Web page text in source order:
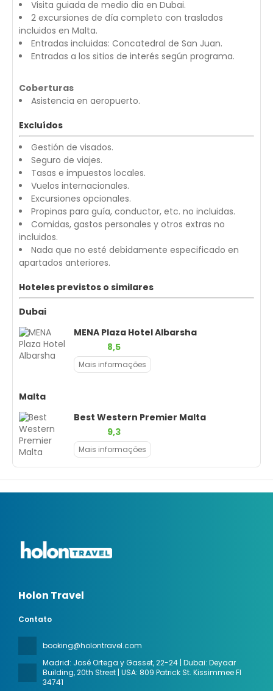
Visita guiada de medio dia en Dubai.
2 excursiones de día completo con traslados
incluidos en Malta.
Entradas incluidas: Concatedral de San Juan.
Entradas a los sitios de interés según programa.
Coberturas
Asistencia en aeropuerto.
Excluídos
Gestión de visados.
Seguro de viajes.
Tasas e impuestos locales.
Vuelos internacionales.
Excursiones opcionales.
Propinas para guía, conductor, etc. no incluidas.
Comidas, gastos personales y otros extras no
incluidos.
Nada que no esté debidamente especificado en
apartados anteriores.
Hoteles previstos o similares
Dubai
MENA Plaza Hotel Albarsha
8,5
Mais informações
Malta
Best Western Premier Malta
9,3
Mais informações
Holon Travel
Contato
booking@holontravel.com
Madrid: José Ortega y Gasset, 22-24 | Dubai: Deyaar
Building, 20th Street | USA: 809 Patrick St. Kissimmee Fl
34741